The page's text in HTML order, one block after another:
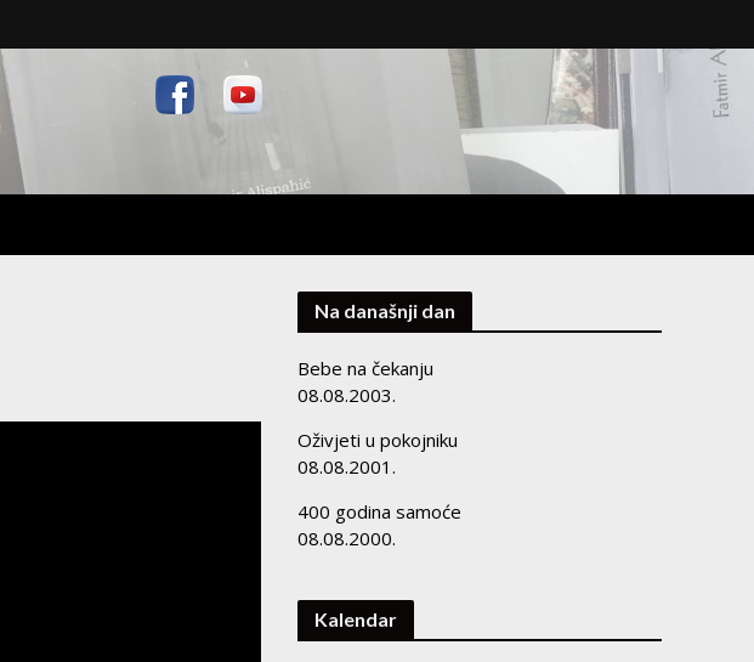
Na današnji dan
Bebe na čekanju
08.08.2003.
Oživjeti u pokojniku
08.08.2001.
400 godina samoće
08.08.2000.
Kalendar